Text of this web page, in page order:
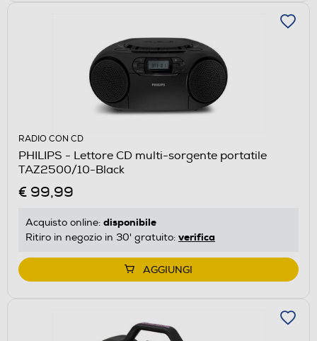
RADIO CON CD
PHILIPS - Lettore CD multi-sorgente portatile
TAZ2500/10-Black
€ 99,99
Acquisto online: disponibile
Ritiro in negozio in 30' gratuito: verifica
AGGIUNGI